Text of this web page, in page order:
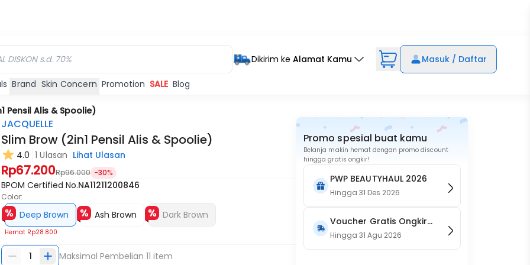
Dikirim ke Alamat Kamu Masuk / Daftar
Brand Skin Concern Promotion SALE Blog
Pensil Alis & Spoolie)
JACQUELLE
Slim Brow (2in1 Pensil Alis & Spoolie)
4.0 1 Ulasan Lihat Ulasan
Rp67.200Rp96.000 -30%
BPOM Certified No.NA11211200846
Color:
Deep Brown
Hemat Rp28.800
Ash Brown Dark Brown
1 Maksimal Pembelian11 item
Promo spesial buat kamu
Belanja makin hemat dengan promo discount
hingga gratis ongkir!
PWP BEAUTYHAUL 2026
Hingga31 Des 2026
Voucher Gratis Ongkir
15RB (Only on Website)
Hingga31 Agu 2026